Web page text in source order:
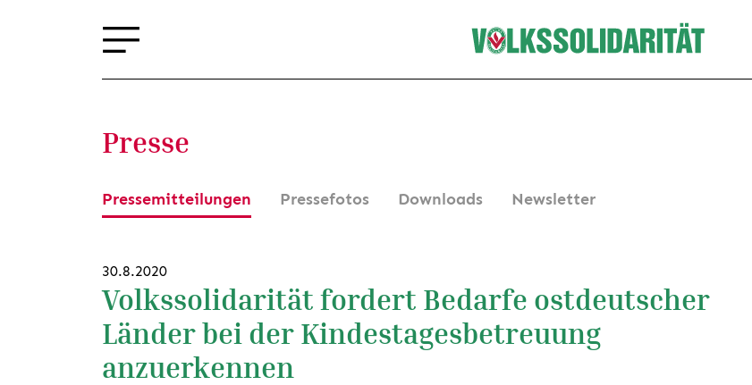
Presse
Pressemitteilungen Pressefotos Downloads Newsletter
30.8.2020
Volkssolidarität fordert Bedarfe ostdeutscher
Länder bei der Kindestagesbetreuung
anzuerkennen